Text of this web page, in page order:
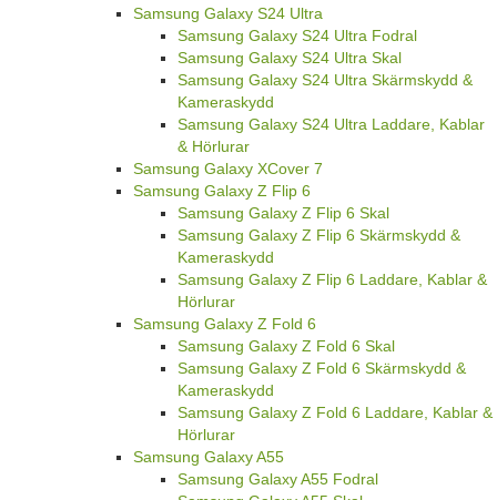
Samsung Galaxy S24 Ultra
Samsung Galaxy S24 Ultra Fodral
Samsung Galaxy S24 Ultra Skal
Samsung Galaxy S24 Ultra Skärmskydd &
Kameraskydd
Samsung Galaxy S24 Ultra Laddare, Kablar
& Hörlurar
Samsung Galaxy XCover 7
Samsung Galaxy Z Flip 6
Samsung Galaxy Z Flip 6 Skal
Samsung Galaxy Z Flip 6 Skärmskydd &
Kameraskydd
Samsung Galaxy Z Flip 6 Laddare, Kablar &
Hörlurar
Samsung Galaxy Z Fold 6
Samsung Galaxy Z Fold 6 Skal
Samsung Galaxy Z Fold 6 Skärmskydd &
Kameraskydd
Samsung Galaxy Z Fold 6 Laddare, Kablar &
Hörlurar
Samsung Galaxy A55
Samsung Galaxy A55 Fodral